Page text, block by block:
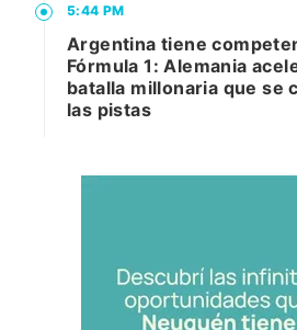
5:44 PM
Argentina tiene
Fórmula 1: Alemania
batalla millonaria que se
las pistas